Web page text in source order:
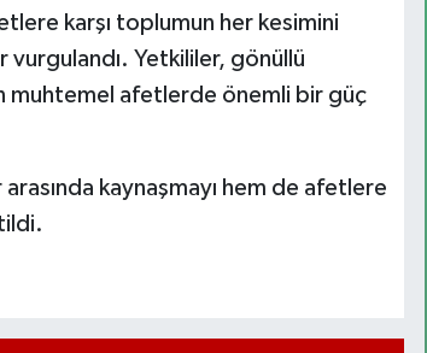
karşı toplumun her kesimini
vurgulandı. Yetkililer, gönüllü
muhtemel afetlerde önemli bir güç
kaynaşmayı hem de afetlere